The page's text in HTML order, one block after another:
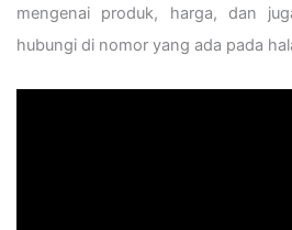
mengenai produk, harga, dan
hubungi di nomor yang ada pada